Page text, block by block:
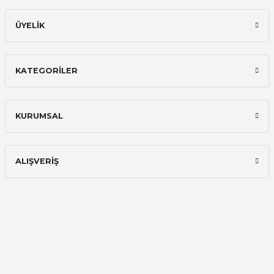
ÜYELİK
KATEGORİLER
KURUMSAL
ALIŞVERİŞ